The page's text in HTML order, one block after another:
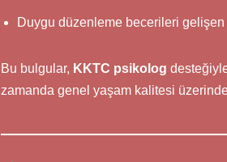
Duygu düzenleme becerileri gelişen
Bu bulgular, KKTC psikolog
zamanda genel yaşam kalitesi